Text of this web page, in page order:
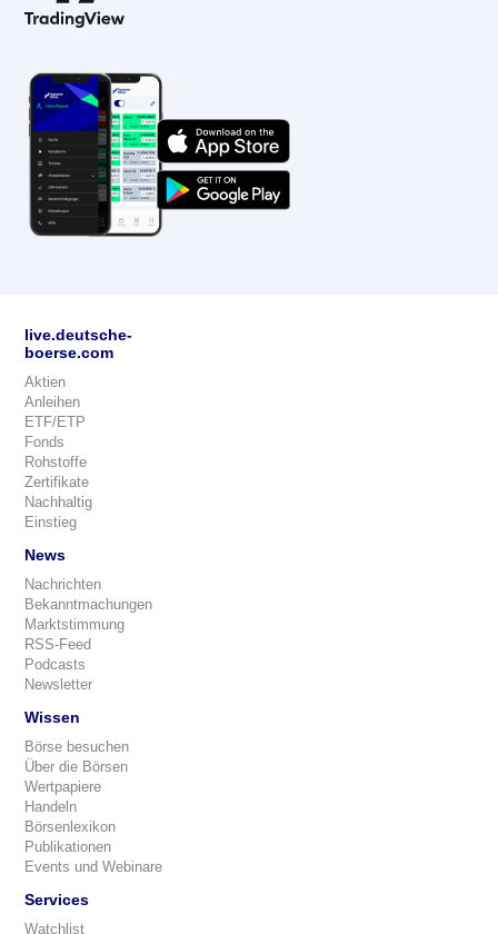
live.deutsche-
boerse.com
Aktien
Anleihen
ETF/ETP
Fonds
Rohstoffe
Zertifikate
Nachhaltig
Einstieg
News
Nachrichten
Bekanntmachungen
Marktstimmung
RSS-Feed
Podcasts
Newsletter
Wissen
Börse besuchen
Über die Börsen
Wertpapiere
Handeln
Börsenlexikon
Publikationen
Events und Webinare
Services
Watchlist